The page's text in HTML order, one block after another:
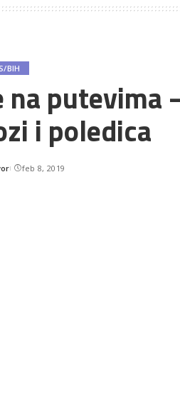
BIH
na putevima
i poledica
feb 8, 2019